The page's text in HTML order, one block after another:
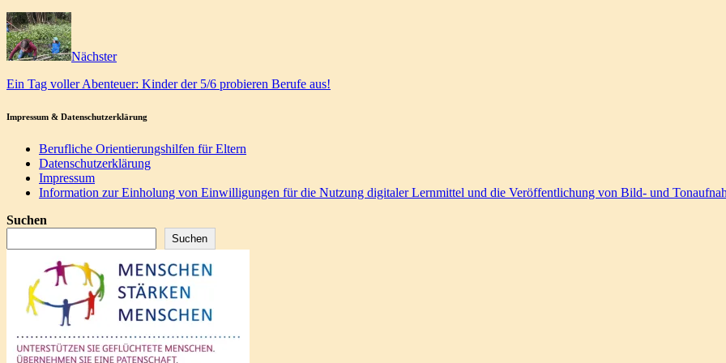
Nächster
Ein Tag voller Abenteuer: Kinder der 5/6 probieren Berufe aus!
Impressum & Datenschutzerklärung
Berufliche Orientierungshilfen für Eltern
Datenschutzerklärung
Impressum
Information zur Einholung von Einwilligungen für die Nutzung digitaler Lernmittel und die Veröffentlichung von Bild- und
Suchen
Suchen